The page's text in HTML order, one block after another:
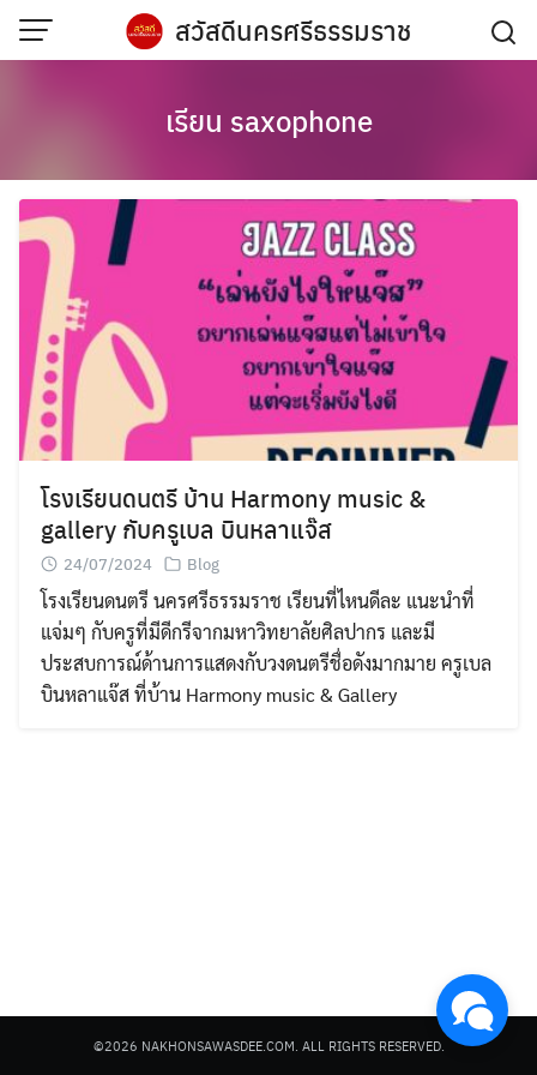
Skip
สวัสดีนครศรีธรรมราช
เรียน saxophone
โรงเรียนดนตรี บ้าน Harmony music &
gallery กับครูเบล บินหลาแจ๊ส
24/07/2024 Blog
โรงเรียนดนตรี นครศรีธรรมราช เรียนที่ไหนดีละ แนะนำที่
แจ่มๆ กับครูที่มีดีกรีจากมหาวิทยาลัยศิลปากร และมี
ประสบการณ์ด้านการแสดงกับวงดนตรีชื่อดังมากมาย ครูเบล
บินหลาแจ๊ส ที่บ้าน Harmony music & Gallery
©2026 NAKHONSAWASDEE.COM. ALL RIGHTS RESERVED.